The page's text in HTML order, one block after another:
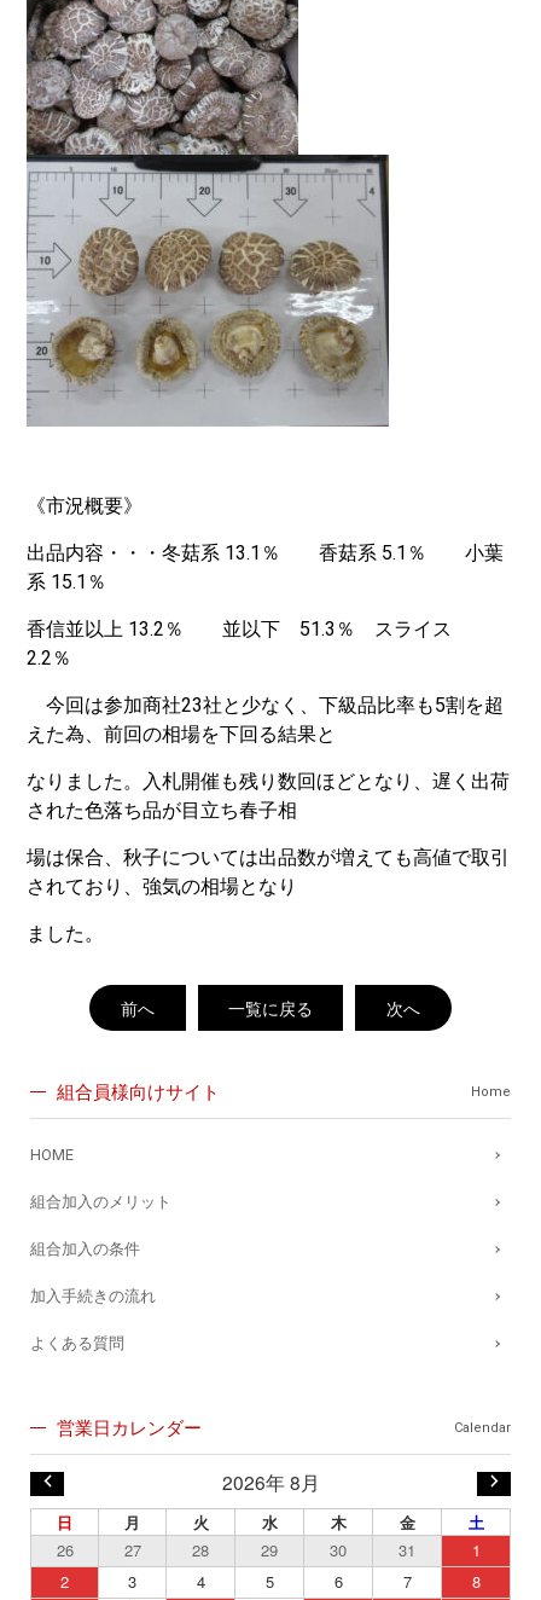
《市況概要》
出品内容・・・冬菇系 13.1％ 香菇系 5.1％ 小葉
系 15.1％
香信並以上 13.2％ 並以下 51.3％ スライス
2.2％
今回は参加商社23社と少なく、下級品比率も5割を超
えた為、前回の相場を下回る結果と
なりました。入札開催も残り数回ほどとなり、遅く出荷
された色落ち品が目立ち春子相
場は保合、秋子については出品数が増えても高値で取引
されており、強気の相場となり
ました。
前へ 一覧に戻る 次へ
組合員様向けサイト Home
HOME
組合加入のメリット
組合加入の条件
加入手続きの流れ
よくある質問
営業日カレンダー Calendar
2026年 8月
日 月 火 水 木 金
土
26
27 28 29 30 31
1
2
3 4 5 6 7
8